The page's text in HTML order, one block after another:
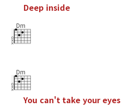
Deep inside
Dm
Dm
You can't take your eyes